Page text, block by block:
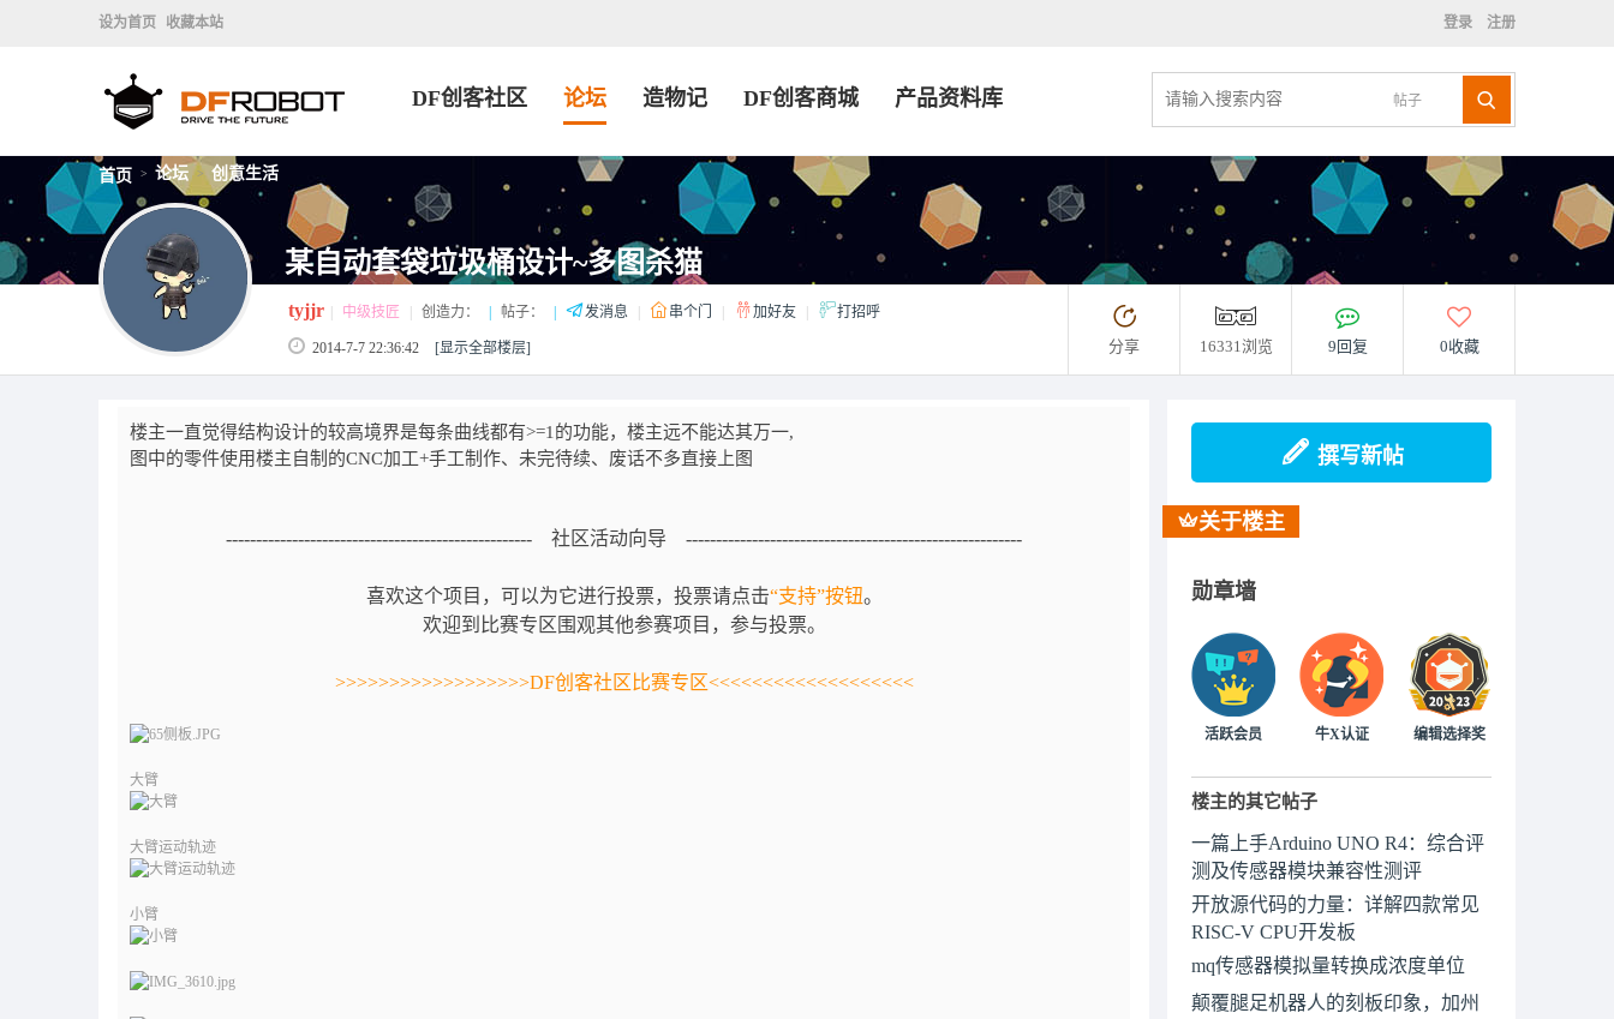
设为首页 收藏本站 登录 注册
帖子
DF创客社区 论坛 造物记 DF创客商城 产品资料库
首页 > 论坛 > 创意生活
某自动套袋垃圾桶设计~多图杀猫
tyjjr 中级技匠 创造力： 帖子： 发消息 串个门 加好友 打招呼
2014-7-7 22:36:42 [显示全部楼层] 分享 16331浏览 9回复 0收藏
楼主一直觉得结构设计的较高境界是每条曲线都有>=1的功能，楼主远不能达其万一,
图中的零件使用楼主自制的CNC加工+手工制作、未完待续、废话不多直接上图
--------------------------------------------------- 社区活动向导 --------------------------------------------------------
喜欢这个项目，可以为它进行投票，投票请点击“支持”按钮。
欢迎到比赛专区围观其他参赛项目，参与投票。
>>>>>>>>>>>>>>>>>>DF创客社区比赛专区<<<<<<<<<<<<<<<<<<<
大臂
大臂运动轨迹
小臂
撰写新帖
关于楼主
勋章墙
活跃会员 牛X认证 编辑选择奖
楼主的其它帖子
一篇上手Arduino UNO R4：综合评
测及传感器模块兼容性测评
开放源代码的力量：详解四款常见
RISC-V CPU开发板
mq传感器模拟量转换成浓度单位
颠覆腿足机器人的刻板印象，加州